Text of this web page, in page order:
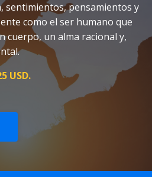
sentimientos, pensamientos y
como el ser humano que
cuerpo, un alma racional y,
USD.